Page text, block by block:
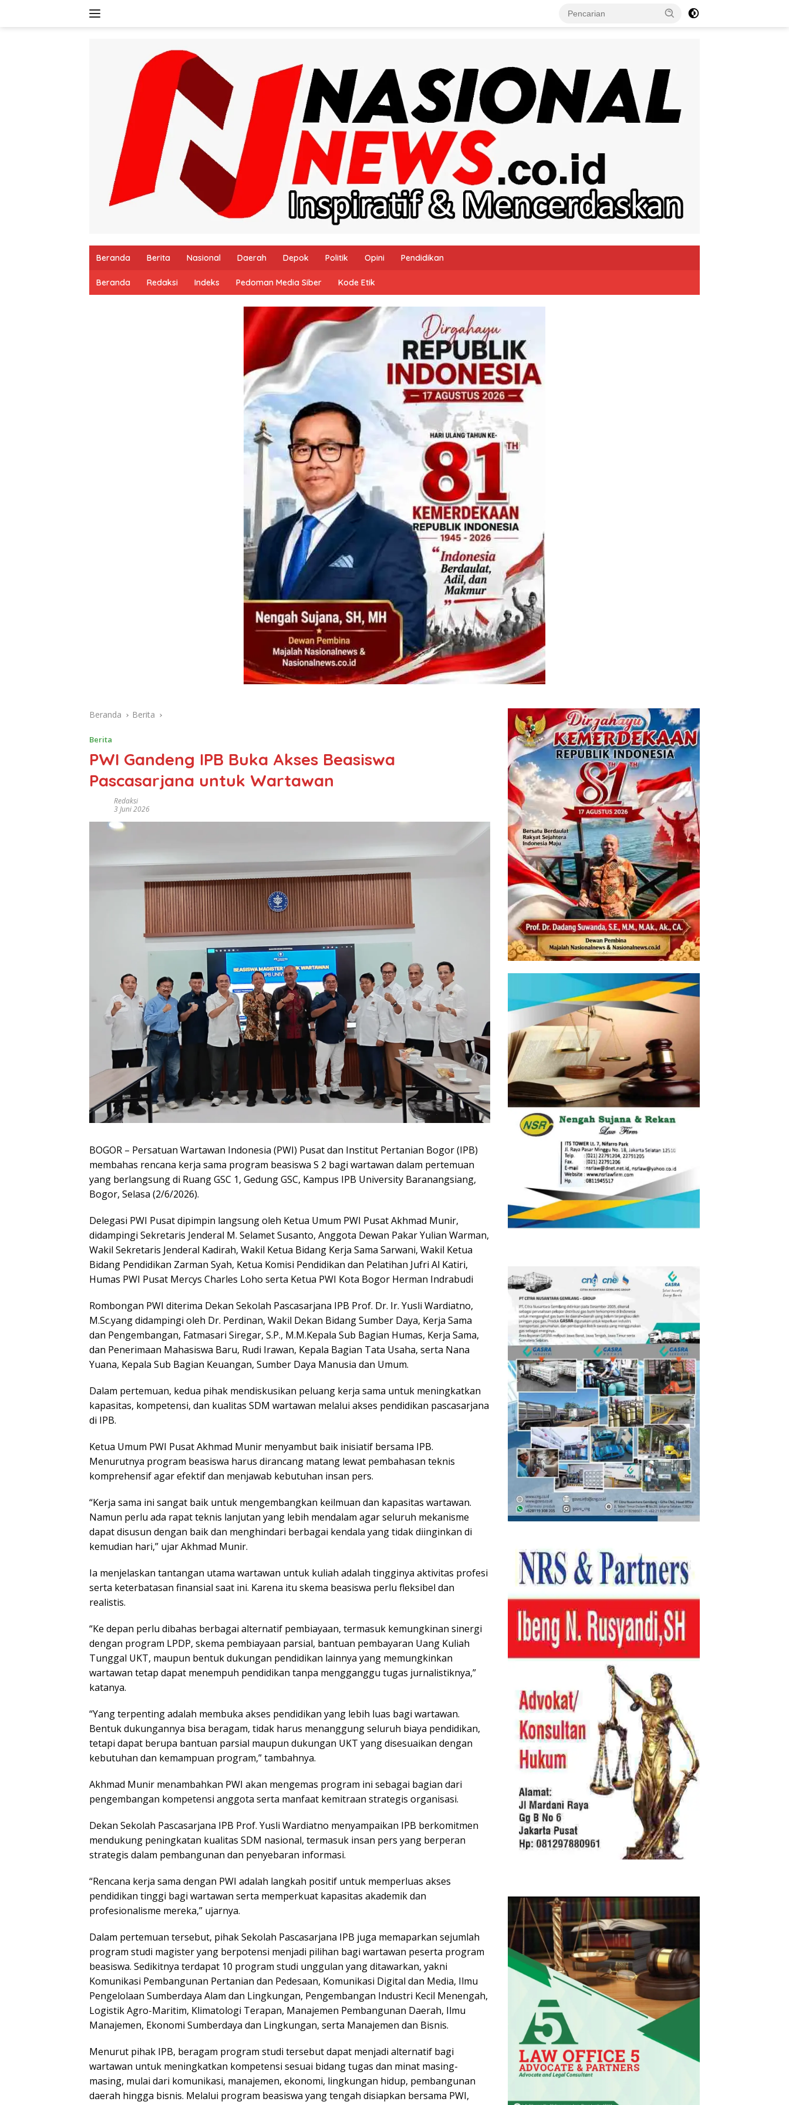
Beranda Berita Nasional Daerah Depok Politik Opini Pendidikan
Beranda Redaksi Indeks Pedoman Media Siber Kode Etik
Beranda Berita
Berita
PWI Gandeng IPB Buka Akses Beasiswa
Pascasarjana untuk Wartawan
Redaksi
3 Juni 2026
BOGOR – Persatuan Wartawan Indonesia (PWI) Pusat dan Institut Pertanian Bogor (IPB)
membahas rencana kerja sama program beasiswa S 2 bagi wartawan dalam pertemuan
yang berlangsung di Ruang GSC 1, Gedung GSC, Kampus IPB University Baranangsiang,
Bogor, Selasa (2/6/2026).
Delegasi PWI Pusat dipimpin langsung oleh Ketua Umum PWI Pusat Akhmad Munir,
didampingi Sekretaris Jenderal M. Selamet Susanto, Anggota Dewan Pakar Yulian Warman,
Wakil Sekretaris Jenderal Kadirah, Wakil Ketua Bidang Kerja Sama Sarwani, Wakil Ketua
Bidang Pendidikan Zarman Syah, Ketua Komisi Pendidikan dan Pelatihan Jufri Al Katiri,
Humas PWI Pusat Mercys Charles Loho serta Ketua PWI Kota Bogor Herman Indrabudi
Rombongan PWI diterima Dekan Sekolah Pascasarjana IPB Prof. Dr. Ir. Yusli Wardiatno,
M.Sc.yang didampingi oleh Dr. Perdinan, Wakil Dekan Bidang Sumber Daya, Kerja Sama
dan Pengembangan, Fatmasari Siregar, S.P., M.M.Kepala Sub Bagian Humas, Kerja Sama,
dan Penerimaan Mahasiswa Baru, Rudi Irawan, Kepala Bagian Tata Usaha, serta Nana
Yuana, Kepala Sub Bagian Keuangan, Sumber Daya Manusia dan Umum.
Dalam pertemuan, kedua pihak mendiskusikan peluang kerja sama untuk meningkatkan
kapasitas, kompetensi, dan kualitas SDM wartawan melalui akses pendidikan pascasarjana
di IPB.
Ketua Umum PWI Pusat Akhmad Munir menyambut baik inisiatif bersama IPB.
Menurutnya program beasiswa harus dirancang matang lewat pembahasan teknis
komprehensif agar efektif dan menjawab kebutuhan insan pers.
“Kerja sama ini sangat baik untuk mengembangkan keilmuan dan kapasitas wartawan.
Namun perlu ada rapat teknis lanjutan yang lebih mendalam agar seluruh mekanisme
dapat disusun dengan baik dan menghindari berbagai kendala yang tidak diinginkan di
kemudian hari,” ujar Akhmad Munir.
Ia menjelaskan tantangan utama wartawan untuk kuliah adalah tingginya aktivitas profesi
serta keterbatasan finansial saat ini. Karena itu skema beasiswa perlu fleksibel dan
realistis.
“Ke depan perlu dibahas berbagai alternatif pembiayaan, termasuk kemungkinan sinergi
dengan program LPDP, skema pembiayaan parsial, bantuan pembayaran Uang Kuliah
Tunggal UKT, maupun bentuk dukungan pendidikan lainnya yang memungkinkan
wartawan tetap dapat menempuh pendidikan tanpa mengganggu tugas jurnalistiknya,”
katanya.
“Yang terpenting adalah membuka akses pendidikan yang lebih luas bagi wartawan.
Bentuk dukungannya bisa beragam, tidak harus menanggung seluruh biaya pendidikan,
tetapi dapat berupa bantuan parsial maupun dukungan UKT yang disesuaikan dengan
kebutuhan dan kemampuan program,” tambahnya.
Akhmad Munir menambahkan PWI akan mengemas program ini sebagai bagian dari
pengembangan kompetensi anggota serta manfaat kemitraan strategis organisasi.
Dekan Sekolah Pascasarjana IPB Prof. Yusli Wardiatno menyampaikan IPB berkomitmen
mendukung peningkatan kualitas SDM nasional, termasuk insan pers yang berperan
strategis dalam pembangunan dan penyebaran informasi.
“Rencana kerja sama dengan PWI adalah langkah positif untuk memperluas akses
pendidikan tinggi bagi wartawan serta memperkuat kapasitas akademik dan
profesionalisme mereka,” ujarnya.
Dalam pertemuan tersebut, pihak Sekolah Pascasarjana IPB juga memaparkan sejumlah
program studi magister yang berpotensi menjadi pilihan bagi wartawan peserta program
beasiswa. Sedikitnya terdapat 10 program studi unggulan yang ditawarkan, yakni
Komunikasi Pembangunan Pertanian dan Pedesaan, Komunikasi Digital dan Media, Ilmu
Pengelolaan Sumberdaya Alam dan Lingkungan, Pengembangan Industri Kecil Menengah,
Logistik Agro-Maritim, Klimatologi Terapan, Manajemen Pembangunan Daerah, Ilmu
Manajemen, Ekonomi Sumberdaya dan Lingkungan, serta Manajemen dan Bisnis.
Menurut pihak IPB, beragam program studi tersebut dapat menjadi alternatif bagi
wartawan untuk meningkatkan kompetensi sesuai bidang tugas dan minat masing-
masing, mulai dari komunikasi, manajemen, ekonomi, lingkungan hidup, pembangunan
daerah hingga bisnis. Melalui program beasiswa yang tengah disiapkan bersama PWI,